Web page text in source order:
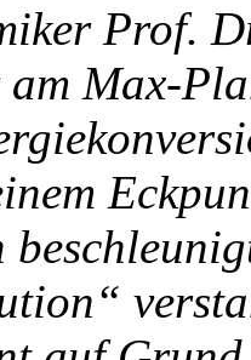
Prof.
Max-